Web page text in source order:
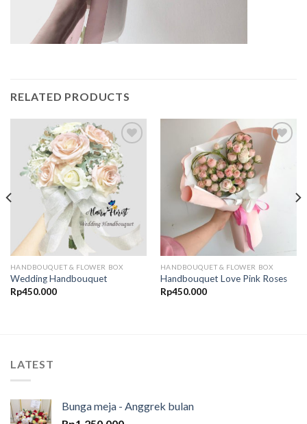
RELATED PRODUCTS
Add to
Wishlist
HANDBOUQUET & FLOWER BOX
Wedding Handbouquet
Rp450.000
Add to
Wishlist
HANDBOUQUET & FLOWER BOX
Handbouquet Love Pink Roses
Rp450.000
LATEST
Bunga meja - Anggrek bulan